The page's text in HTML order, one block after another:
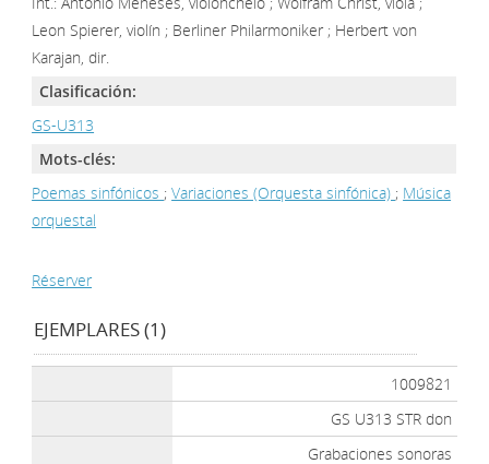
Leon Spierer, violín ; Berliner Philarmoniker ; Herbert von
Karajan, dir.
Clasificación:
GS-U313
Mots-clés:
Poemas sinfónicos ;Variaciones (Orquesta sinfónica) ; Música
orquestal
Réserver
EJEMPLARES (1)
1009821
GS U313 STR don
Grabaciones sonoras